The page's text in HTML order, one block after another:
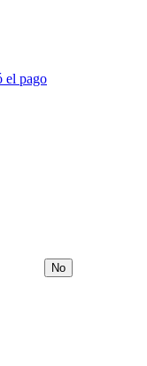
el pago
No